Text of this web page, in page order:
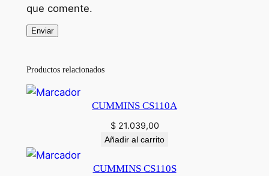
que comente.
Productos relacionados
CUMMINS CS110A
$21.039,00
Añadir al carrito
CUMMINS CS110S